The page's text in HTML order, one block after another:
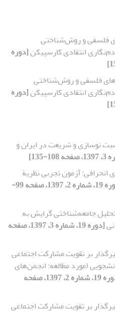
فلسفی و روش‌شناختی
انتقادی کارسپیکن[دوره
فلسفی و روش‌شناختی
انتقادی کارسپیکن[دوره
نوسازی و شریعت در ایران و
انحرافی: آزمون تجربی نظریة
[دوره 19، شماره 2، 1397، صفحه 99-
جامعه‌شناختی گرایش به
[دوره 19، شماره 3، 1397، صفحه
بر تقویت مشارکت اجتماعی
(مورد مطالعه: انجمن‌های
[دوره 19، شماره 2، 1397، صفحه
بر تقویت مشارکت اجتماعی